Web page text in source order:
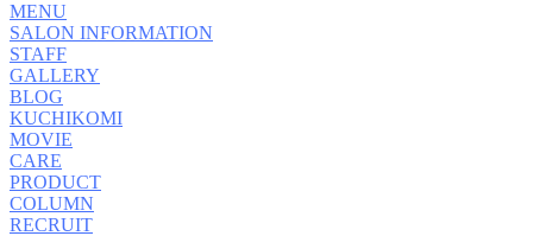
MENU
SALON INFORMATION
STAFF
GALLERY
BLOG
KUCHIKOMI
MOVIE
CARE
PRODUCT
COLUMN
RECRUIT